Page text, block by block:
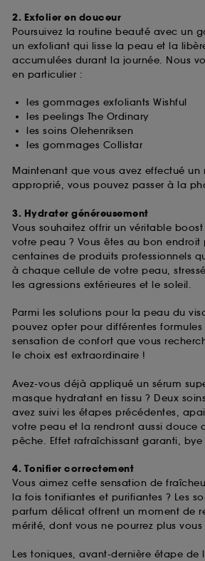
2. Exfolier en douceur
Poursuivez la routine beauté avec un
un exfoliant qui lisse la peau et la
accumulées durant la journée. Nous
en particulier :
les gommages exfoliants Wishful
les peelings The Ordinary
les soins Olehenriksen
les gommages Collistar
Maintenant que vous avez effectué
approprié, vous pouvez passer à la
3. Hydrater généreusement
Vous souhaitez offrir un véritable
votre peau ? Vous êtes au bon endroit
centaines de produits professionnels
à chaque cellule de votre peau,
les agressions extérieures et le soleil.
Parmi les solutions pour la peau du
pouvez opter pour différentes
sensation de confort que vous
le choix est extraordinaire !
Avez-vous déjà appliqué un sérum
masque hydratant en tissu ? Deux
avez suivi les étapes précédentes,
votre peau et la rendront aussi douce
pêche. Effet rafraîchissant garanti,
4. Tonifier correctement
Vous aimez cette sensation de
la fois tonifiantes et purifiantes ? Les
parfum délicat offrent un moment de
mérité, dont vous ne pourrez plus vous
Les toniques, avant-dernière étape de